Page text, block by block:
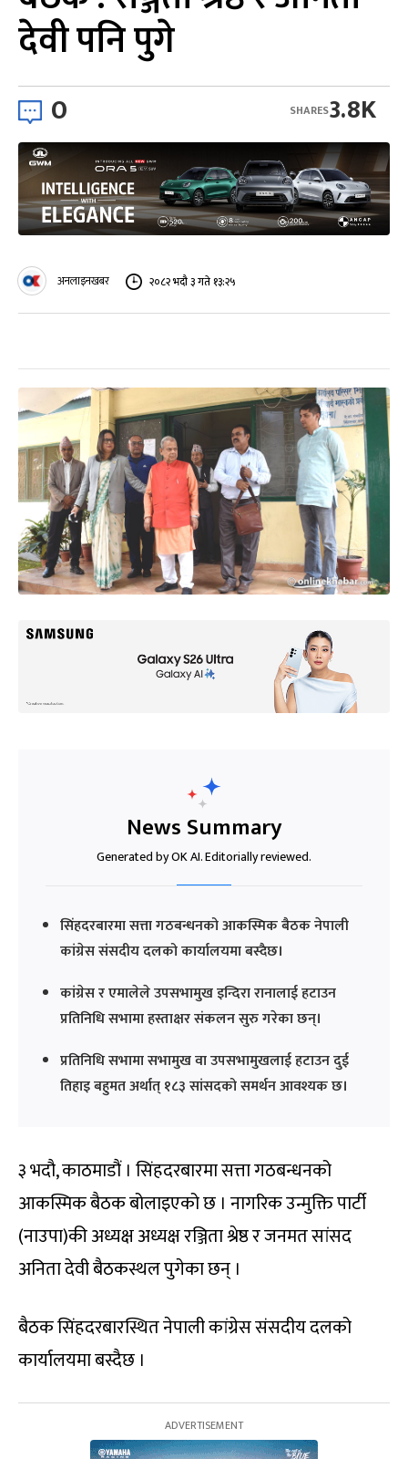
देवी पनि पुगे
0 3.8K
SHARES
अनलाइनखबर २०८२ भदौ ३ गते १३:२५
News Summary
Generated by OK AI. Editorially reviewed.
सिंहदरबारमा सत्ता गठबन्धनको आकस्मिक बैठक नेपाली
कांग्रेस संसदीय दलको कार्यालयमा बस्दैछ।
कांग्रेस र एमालेले उपसभामुख इन्दिरा रानालाई हटाउन
प्रतिनिधि सभामा हस्ताक्षर संकलन सुरु गरेका छन्।
प्रतिनिधि सभामा सभामुख वा उपसभामुखलाई हटाउन दुई
तिहाइ बहुमत अर्थात् १८३ सांसदको समर्थन आवश्यक छ।
३ भदौ, काठमाडौं । सिंहदरबारमा सत्ता गठबन्धनको
आकस्मिक बैठक बोलाइएको छ । नागरिक उन्मुक्ति पार्टी
(नाउपा)की अध्यक्ष अध्यक्ष रञ्जिता श्रेष्ठ र जनमत सांसद
अनिता देवी बैठकस्थल पुगेका छन् ।
बैठक सिंहदरबारस्थित नेपाली कांग्रेस संसदीय दलको
कार्यालयमा बस्दैछ ।